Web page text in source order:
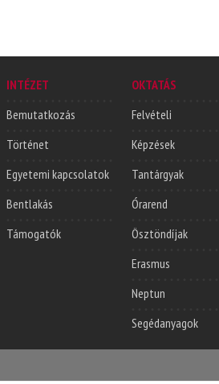
INTÉZET
Bemutatkozás
Történet
Egyetemi kapcsolatok
Bentlakás
Támogatók
OKTATÁS
Felvételi
Képzések
Tantárgyak
Órarend
Ösztöndíjak
Erasmus
Neptun
Segédanyagok